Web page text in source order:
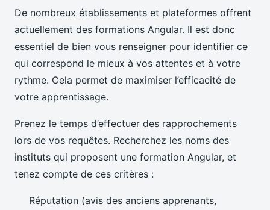
De nombreux établissements et plateformes offrent
actuellement des formations Angular. Il est donc
essentiel de bien vous renseigner pour identifier ce
qui correspond le mieux à vos attentes et à votre
rythme. Cela permet de maximiser l’efficacité de
votre apprentissage.
Prenez le temps d’effectuer des rapprochements
lors de vos requêtes. Recherchez les noms des
instituts qui proposent une formation Angular, et
tenez compte de ces critères :
Réputation (avis des anciens apprenants,